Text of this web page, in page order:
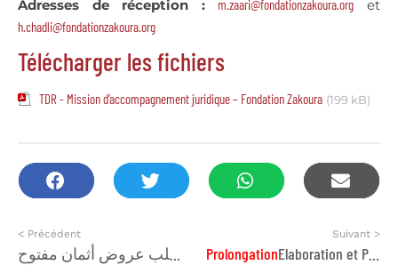
Adresses de réception :
m.zaari@fondationzakoura.org et
h.chadli@fondationzakoura.org
Télécharger les fichiers
TDR - Mission d’accompagnement juridique – Fondation Zakoura (199 kB)
< Précédent Suivant >
ProlongationElaboration et Production d’un mémorandum sur la gouvernance locale et la promotion de la langue amazighe